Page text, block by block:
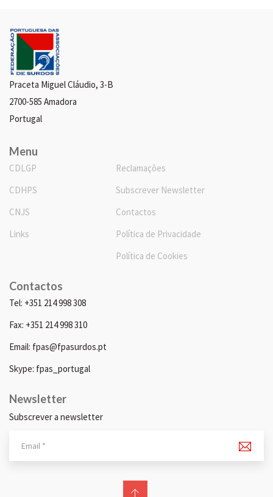
Praceta Miguel Cláudio, 3-B
2700-585 Amadora
Portugal
Menu
CDLGP
CDHPS
CNJS
Links
Reclamações
Subscrever Newsletter
Contactos
Política de Privacidade
Política de Cookies
Contactos
Tel: +351 214 998 308
Fax: +351 214 998 310
Email: fpas@fpasurdos.pt
Skype: fpas_portugal
Newsletter
Subscrever a newsletter